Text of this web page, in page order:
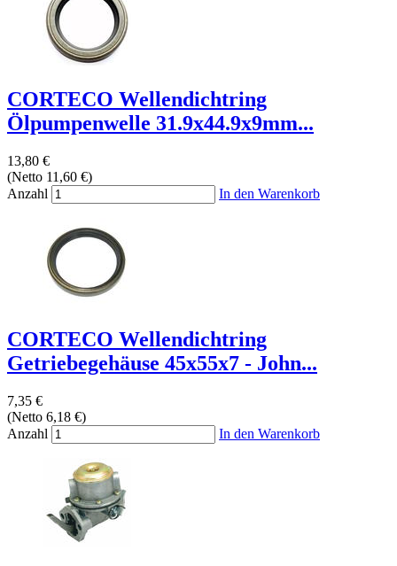
CORTECO Wellendichtring
Ölpumpenwelle 31.9x44.9x9mm...
13,80 €
(Netto 11,60 €)
Anzahl
In den Warenkorb
CORTECO Wellendichtring
Getriebegehäuse 45x55x7 - John...
7,35 €
(Netto 6,18 €)
Anzahl
In den Warenkorb